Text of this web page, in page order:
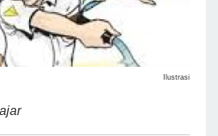
Ilustrasi